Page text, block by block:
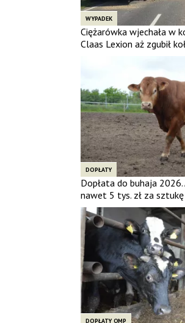
WYPADEK
Ciężarówka wjechała w
Claas Lexion aż zgubił
DOPŁATY
Dopłata do buhaja 2026.
nawet 5 tys. zł za sztukę
DOPŁATY QMP